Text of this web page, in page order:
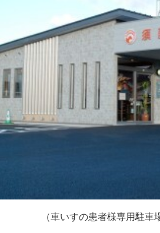
（車いすの患者様専用駐車